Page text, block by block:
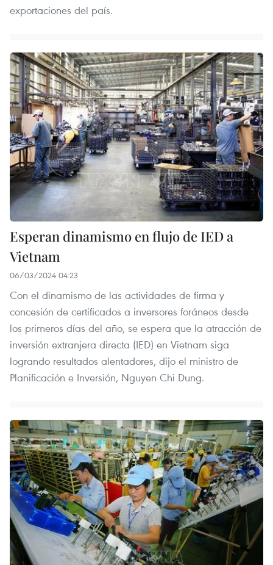
exportaciones del país.
Esperan dinamismo en flujo de IED a
Vietnam
06/03/2024 04:23
Con el dinamismo de las actividades de firma y
concesión de certificados a inversores foráneos desde
los primeros días del año, se espera que la atracción de
inversión extranjera directa (IED) en Vietnam siga
logrando resultados alentadores, dijo el ministro de
Planificación e Inversión, Nguyen Chi Dung.